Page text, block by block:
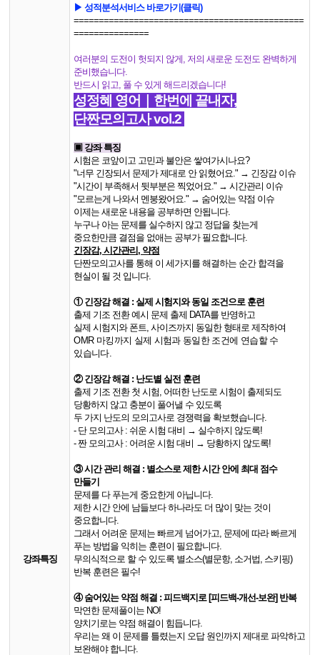
강좌특징
▶ 성적분석서비스 바로가기(클릭)​
==============================================
===============
여러분의 도전이 헛되지 않게, 저의 새로운 도전도 완벽하게
준비했습니다.
반드시 읽고, 풀 수 있게 해드리겠습니다!
성정혜 영어｜한번에 끝내자,
단짠모의고사 vol.2
▣ 강좌 특징
시험은 코앞이고 고민과 불안은 쌓여가시나요?
"너무 긴장되서 문제가 제대로 안 읽혔어요." → 긴장감 이슈
"시간이 부족해서 뒷부분은 찍었어요." → 시간관리 이슈
"모르는게 나와서 멘붕왔어요." → 숨어있는 약점 이슈
이제는 새로운 내용을 공부하면 안됩니다.
누구나 아는 문제를 실수하지 않고 정답을 찾는게
중요한만큼 결점을 없애는 공부가 필요합니다.
긴장감, 시간관리, 약점
단짠모의고사를 통해 이 세가지를 해결하는 순간 합격을
현실이 될 것 입니다.
①긴장감 해결 : 실제 시험지와 동일 조건으로 훈련
출제 기조 전환 예시 문제 출제 DATA를 반영하고
실제 시험지와 폰트, 사이즈까지 동일한 형태로 제작하여
OMR 마킹까지 실제 시험과 동일한 조건에 연습할 수
있습니다.
②긴장감 해결 : 난도별 실전 훈련
출제 기조 전환 첫 시험, 어떠한 난도로 시험이 출제되도
당황하지 않고 충분이 풀어낼 수 있도록
두 가지 난도의 모의고사로 경쟁력을 확보했습니다.
- 단 모의고사 : 쉬운 시험 대비 → 실수하지 않도록!
- 짠 모의고사 : 어려운 시험 대비 → 당황하지 않도록!
③ 시간 관리 해결 : 별소스로 제한 시간 안에 최대 점수
만들기
문제를 다 푸는게 중요한게 아닙니다.
제한 시간 안에 남들보다 하나라도 더 많이 맞는 것이
중요합니다.
그래서 어려운 문제는 빠르게 넘어가고, 문제에 따라 빠르게
푸는 방법을 익히는 훈련이 필요합니다.
무의식적으로 할 수 있도록 별소스(별문항, 소거법, 스키핑)
반복 훈련은 필수!
④ 숨어있는 약점 해결 : 피드백지로 [피드백-개선-보완] 반복
막연한 문제풀이는 NO!
양치기로는 약점 해결이 힘듭니다.
우리는 왜 이 문제를 틀렸는지 오답 원인까지 제대로 파악하고
보완해야 합니다.